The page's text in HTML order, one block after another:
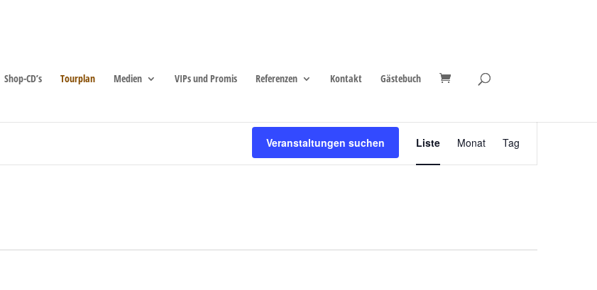
Shop-CD’s Tourplan Medien VIPs und Promis Referenzen Kontakt Gästebuch
Veranstaltungen suchen
Ansichten-
Liste Monat Tag